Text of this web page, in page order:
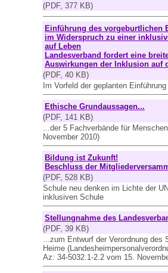
(PDF, 377 KB)
Einführung des vorgeburtlichen
im Widerspruch zu einer
auf Leben
Landesverband fordert eine
Auswirkungen der Inklusion auf
(PDF, 40 KB)
Im Vorfeld der geplanten
Ethische Grundaussagen...
(PDF, 141 KB)
...der 5 Fachverbände für
November 2010)
Bildung ist Zukunft!
Beschluss der
(PDF, 528 KB)
Schule neu denken im Lichte der
inklusiven Schule
Stellungnahme des
(PDF, 39 KB)
...zum Entwurf der Verordnung des
Heime
Az: 34-5032.1-2.2 vom 15.